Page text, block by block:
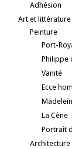
Adhésion
Art et littérature
Peinture
Port-
Philippe
Vanité
Ecce
La Cène
Portrait
Architecture